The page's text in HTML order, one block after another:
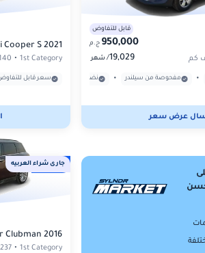
قابل للتفاوض
950,000 ج.م
19,029
/ شهر
• مفحوصة من سيلندر • نضمن قانونية ملكية العربية •
عرض سعر
Cooper S 2021
1st Category
• 140 ألف كم
سعر قابل
ماركت
جارى شراء العربيه
Clubman 2016
1st Category
• 237 ألف كم